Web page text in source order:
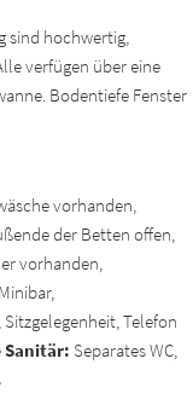
sind hochwertig,
verfügen über eine
Bodentiefe Fenster
vorhanden,
der Betten offen,
vorhanden,
Telefon
Sanitär: Separates WC,